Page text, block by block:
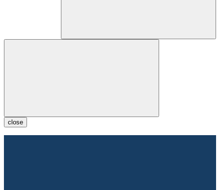
close